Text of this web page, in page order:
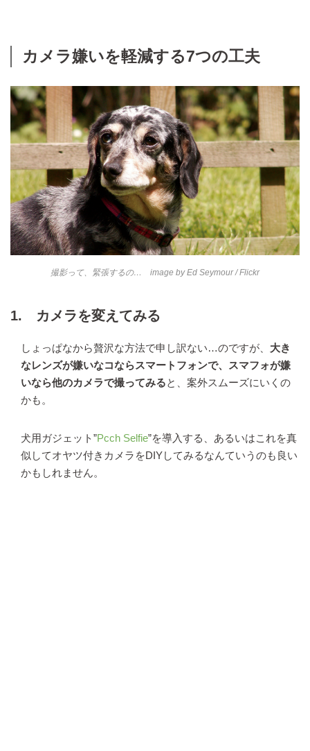
カメラ嫌いを軽減する7つの工夫
撮影って、緊張するの… image byEd Seymour/ Flickr
1. カメラを変えてみる
しょっぱなから贅沢な方法で申し訳ない…のですが、 大き
なレンズが嫌いなコならスマートフォンで、スマフォが嫌
いなら他のカメラで撮ってみると、案外スムーズにいくの
かも。
犬用ガジェット”Pcch Selfie”を導入する、あるいはこれを真
似してオヤツ付きカメラをDIYしてみるなんていうのも良い
かもしれません。